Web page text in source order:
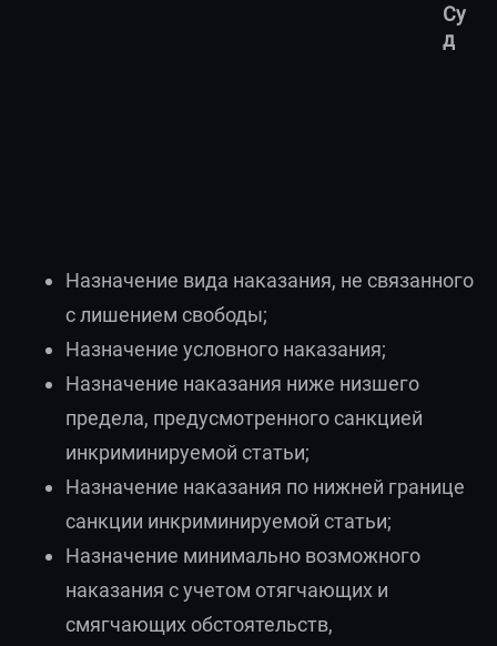
Су
д
Назначение вида наказания, не связанного
с лишением свободы;
Назначение условного наказания;
Назначение наказания ниже низшего
предела, предусмотренного санкцией
инкриминируемой статьи;
Назначение наказания по нижней границе
санкции инкриминируемой статьи;
Назначение минимально возможного
наказания с учетом отягчающих и
смягчающих обстоятельств,